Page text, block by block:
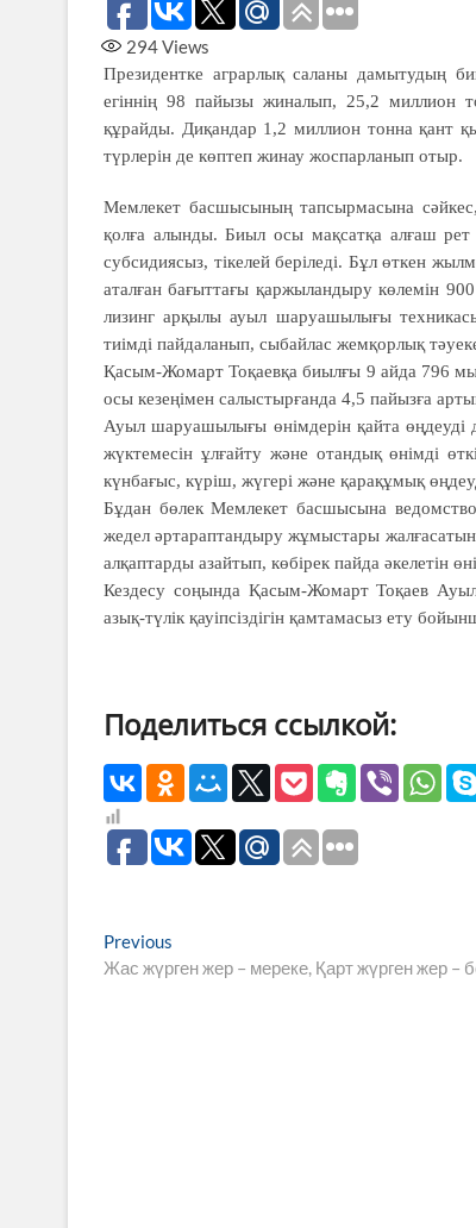
294Views
Президентке аграрлық саланы дамытудың
егіннің 98 пайызы жиналып, 25,2 миллион
құрайды. Диқандар 1,2 миллион тонна қант
түрлерін де көптеп жинау жоспарланып отыр.
Мемлекет басшысының тапсырмасына
қолға алынды. Биыл осы мақсатқа алғаш
субсидиясыз, тікелей беріледі. Бұл өткен
аталған бағыттағы қаржыландыру көлемін
лизинг арқылы ауыл шаруашылығы
тиімді пайдаланып, сыбайлас жемқорлық
Қасым-Жомарт Тоқаевқа биылғы 9 айда 796
осы кезеңімен салыстырғанда 4,5 пайызға
Ауыл шаруашылығы өнімдерін қайта өңдеуді
жүктемесін ұлғайту және отандық өнімді
күнбағыс, күріш, жүгері және қарақұмық
Бұдан бөлек Мемлекет басшысына
жедел әртараптандыру жұмыстары
алқаптарды азайтып, көбірек пайда әкелетін
Кездесу соңында Қасым-Жомарт Тоқаев
азық-түлік қауіпсіздігін қамтамасыз ету
Поделиться ссылкой:
Навигация
по
Previous
post:
Жас жүрген жер – мереке, Қарт жүрген жер –